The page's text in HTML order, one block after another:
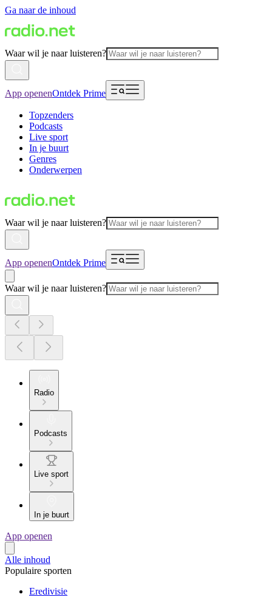
Ga naar de inhoud
Waar wil je naar luisteren?
App openenOntdek Prime
Topzenders
Podcasts
Live sport
In je buurt
Genres
Onderwerpen
Waar wil je naar luisteren?
App openenOntdek Prime
Waar wil je naar luisteren?
Radio
Podcasts
Live sport
In je buurt
App openen
Alle inhoud
Populaire sporten
Eredivisie